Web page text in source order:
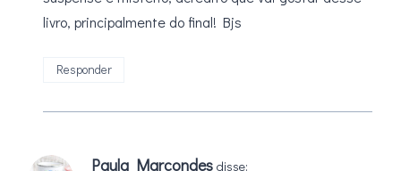
livro, principalmente do final! Bjs
Responder
Paula Marcondes disse: